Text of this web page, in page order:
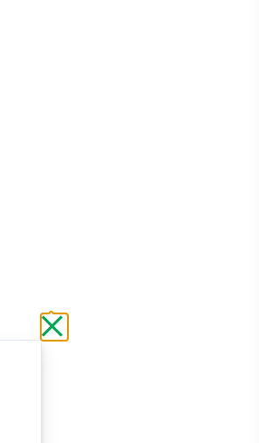
Schließen
ohne
zu